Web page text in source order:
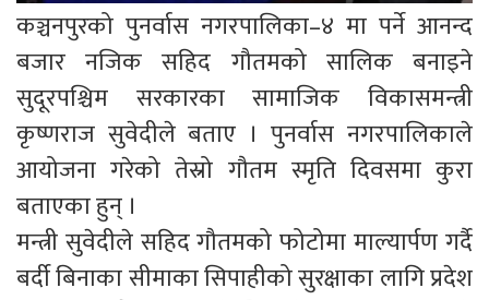
कञ्चनपुरको पुनर्वास नगरपालिका–४ मा पर्ने आनन्द
बजार नजिक सहिद गौतमको सालिक बनाइने
सुदूरपश्चिम सरकारका सामाजिक विकासमन्त्री
कृष्णराज सुवेदीले बताए । पुनर्वास नगरपालिकाले
आयोजना गरेको तेस्रो गौतम स्मृति दिवसमा कुरा
बताएका हुन् ।
मन्त्री सुवेदीले सहिद गौतमको फोटोमा माल्यार्पण गर्दै
बर्दी बिनाका सीमाका सिपाहीको सुरक्षाका लागि प्रदेश